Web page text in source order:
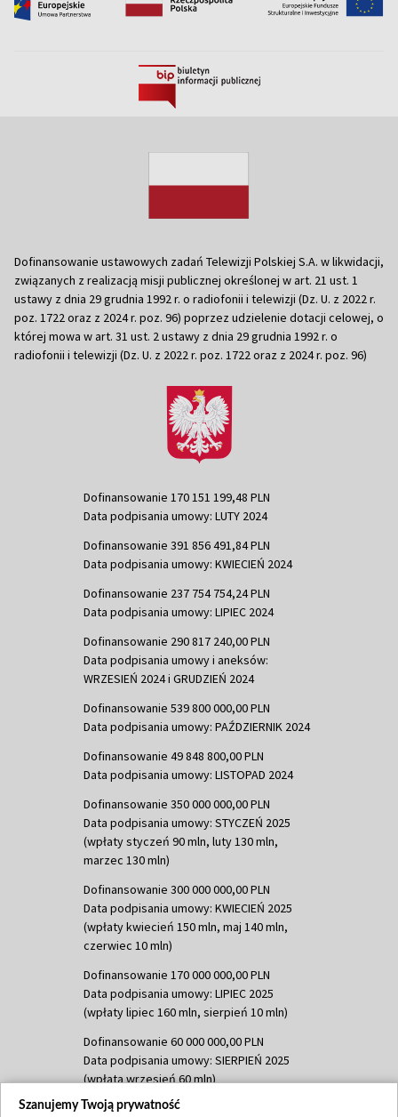
Dofinansowanie ustawowych zadań Telewizji Polskiej S.A. w likwidacji,
związanych z realizacją misji publicznej określonej w art. 21 ust. 1
ustawy z dnia 29 grudnia 1992 r. o radiofonii i telewizji (Dz. U. z 2022 r.
poz. 1722 oraz z 2024 r. poz. 96) poprzez udzielenie dotacji celowej, o
której mowa w art. 31 ust. 2 ustawy z dnia 29 grudnia 1992 r. o
radiofonii i telewizji (Dz. U. z 2022 r. poz. 1722 oraz z 2024 r. poz. 96)
Dofinansowanie 170 151 199,48 PLN
Data podpisania umowy: LUTY 2024
Dofinansowanie 391 856 491,84 PLN
Data podpisania umowy: KWIECIEŃ 2024
Dofinansowanie 237 754 754,24 PLN
Data podpisania umowy: LIPIEC 2024
Dofinansowanie 290 817 240,00 PLN
Data podpisania umowy i aneksów:
WRZESIEŃ 2024 i GRUDZIEŃ 2024
Dofinansowanie 539 800 000,00 PLN
Data podpisania umowy: PAŹDZIERNIK 2024
Dofinansowanie 49 848 800,00 PLN
Data podpisania umowy: LISTOPAD 2024
Dofinansowanie 350 000 000,00 PLN
Data podpisania umowy: STYCZEŃ 2025
(wpłaty styczeń 90 mln, luty 130 mln,
marzec 130 mln)
Dofinansowanie 300 000 000,00 PLN
Data podpisania umowy: KWIECIEŃ 2025
(wpłaty kwiecień 150 mln, maj 140 mln,
czerwiec 10 mln)
Dofinansowanie 170 000 000,00 PLN
Data podpisania umowy: LIPIEC 2025
(wpłaty lipiec 160 mln, sierpień 10 mln)
Dofinansowanie 60 000 000,00 PLN
Data podpisania umowy: SIERPIEŃ 2025
(wpłata wrzesień 60 mln)
Dofinansowanie 635 783 051,21 PLN
Szanujemy Twoją prywatność